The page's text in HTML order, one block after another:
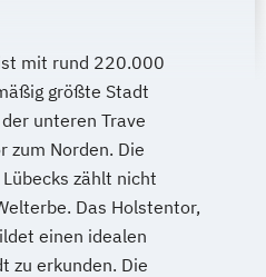
nach Dorn / Breuß
mit rund 220.000
größte Stadt
unteren Trave
zum Norden. Die
zählt nicht
Das Holstentor,
einen idealen
zu erkunden. Die